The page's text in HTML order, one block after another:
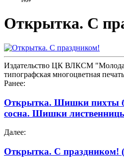
Открытка. С
Издательство ЦК ВЛКСМ
типографская многоцветная
Ранее:
Открытка. Шишки пихты
сосна. Шишки
Далее:
Открытка. С праздником!